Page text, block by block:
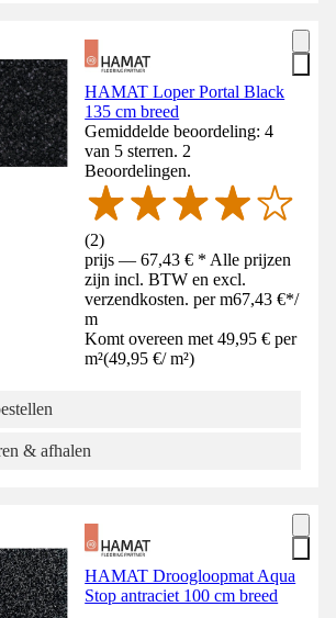
HAMAT Loper Portal Black
135 cm breed
Gemiddelde beoordeling: 4
van 5 sterren. 2
Beoordelingen.
(2)
prijs — 67,43 € * Alle prijzen
zijn incl. BTW en excl.
verzendkosten. per m67,43 €*/
m
Komt overeen met 49,95 € per
m²(49,95 €/ m²)
& afhalen
HAMAT Droogloopmat Aqua
Stop antraciet 100 cm breed